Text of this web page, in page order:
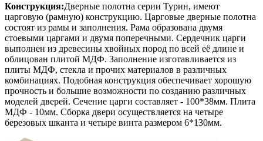
Конструкция:Дверные полотна серии Турин, имеют
царговую (рамную) конструкцию. Царговые дверные полотна
состоят из рамы и заполнения. Рама образована двумя
стоевыми царгами и двумя поперечными. Сердечник царги
выполнен из древесины хвойных пород по всей её длине и
облицован плитой МДФ. Заполнение изготавливается из
плиты МДФ, стекла и прочих материалов в различных
комбинациях. Подобная конструкция обеспечивает хорошую
прочность и большие возможности по созданию различных
моделей дверей. Сечение царги составляет - 100*38мм. Плита
МДФ - 10мм. Сборка двери осуществляется на четыре
березовых шканта и четыре винта размером 6*130мм.